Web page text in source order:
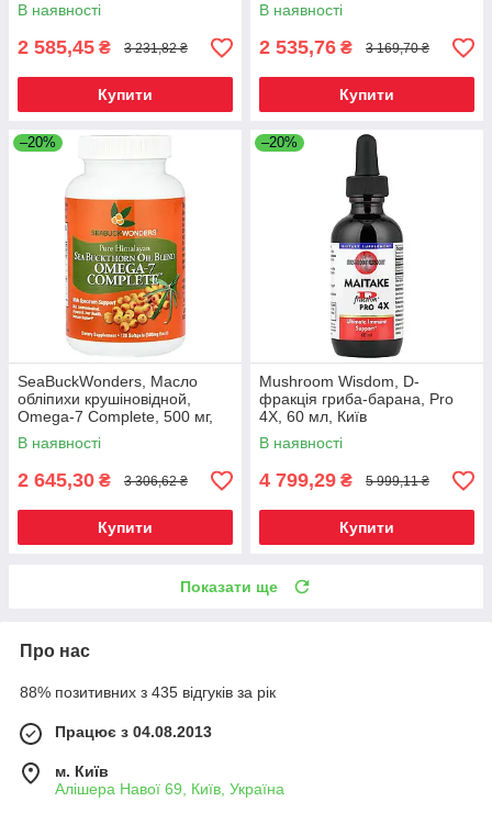
В наявності
2 585,45 ₴ 3 231,82 ₴
Купити
В наявності
2 535,76 ₴ 3 169,70 ₴
Купити
–20%
SeaBuckWonders, Масло
обліпихи крушіновідной,
Omega-7 Complete, 500 мг,
120 м'яких капсул, Київ
В наявності
2 645,30 ₴ 3 306,62 ₴
Купити
–20%
Mushroom Wisdom, D-
фракція гриба-барана, Pro
4X, 60 мл, Київ
В наявності
4 799,29 ₴ 5 999,11 ₴
Купити
Показати ще
Про нас
88% позитивних з 435 відгуків за рік
Працює з 04.08.2013
м. Київ
Алішера Навої 69, Київ, Україна